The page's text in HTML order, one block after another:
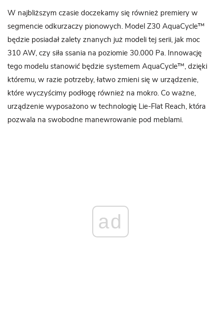
W najbliższym czasie doczekamy się również premiery w
segmencie odkurzaczy pionowych. Model Z30 AquaCycle™
będzie posiadał zalety znanych już modeli tej serii, jak moc
310 AW, czy siła ssania na poziomie 30.000 Pa. Innowację
tego modelu stanowić będzie systemem AquaCycle™, dzięki
któremu, w razie potrzeby, łatwo zmieni się w urządzenie,
które wyczyścimy podłogę również na mokro. Co ważne,
urządzenie wyposażono w technologię Lie-Flat Reach, która
pozwala na swobodne manewrowanie pod meblami.
ad